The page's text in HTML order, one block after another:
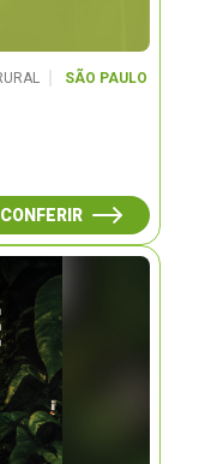
SÃO PAULO
CONFERIR